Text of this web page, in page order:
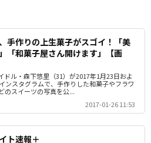
手作りの上生菓子がスゴイ！「美
「和菓子屋さん開けます」【画
ドル・森下悠里（31）が2017年1月23日およ
ンスタグラムで、手作りした和菓子やフラワ
のスイーツの写真を公...
2017-01-26 11:53
ト速報＋